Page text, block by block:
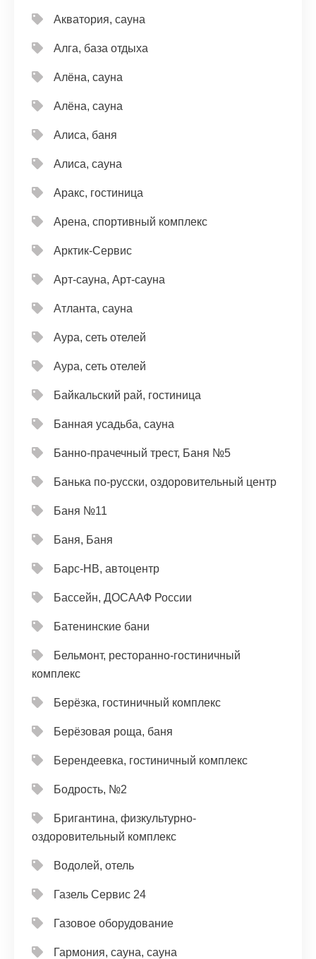
Акватория, сауна
Алга, база отдыха
Алёна, сауна
Алёна, сауна
Алиса, баня
Алиса, сауна
Аракс, гостиница
Арена, спортивный комплекс
Арктик-Сервис
Арт-сауна, Арт-сауна
Атланта, сауна
Аура, сеть отелей
Аура, сеть отелей
Байкальский рай, гостиница
Банная усадьба, сауна
Банно-прачечный трест, Баня №5
Банька по-русски, оздоровительный центр
Баня №11
Баня, Баня
Барс-НВ, автоцентр
Бассейн, ДОСААФ России
Батенинские бани
Бельмонт, ресторанно-гостиничный
комплекс
Берёзка, гостиничный комплекс
Берёзовая роща, баня
Берендеевка, гостиничный комплекс
Бодрость, №2
Бригантина, физкультурно-
оздоровительный комплекс
Водолей, отель
Газель Сервис 24
Газовое оборудование
Гармония, сауна, сауна